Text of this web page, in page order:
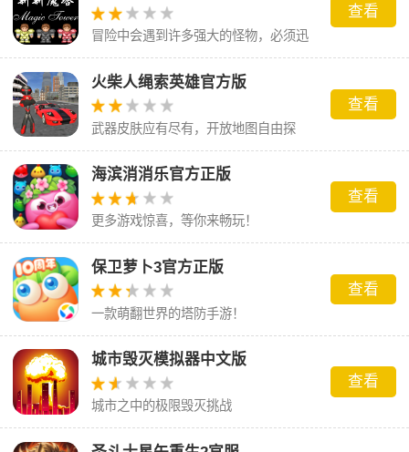
冒险中会遇到许多强大的怪物，必须迅
速击败它们
查看
火柴人绳索英雄官方版
武器皮肤应有尽有，开放地图自由探
索。
查看
海滨消消乐官方正版
更多游戏惊喜，等你来畅玩！
查看
保卫萝卜3官方正版
一款萌翻世界的塔防手游！
查看
城市毁灭模拟器中文版
城市之中的极限毁灭挑战
查看